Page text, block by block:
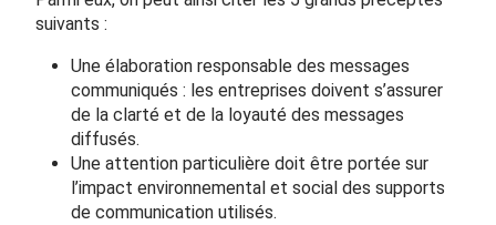
suivants :
Une élaboration responsable des messages
communiqués : les entreprises doivent s’assurer
de la clarté et de la loyauté des messages
diffusés.
Une attention particulière doit être portée sur
l’impact environnemental et social des supports
de communication utilisés.